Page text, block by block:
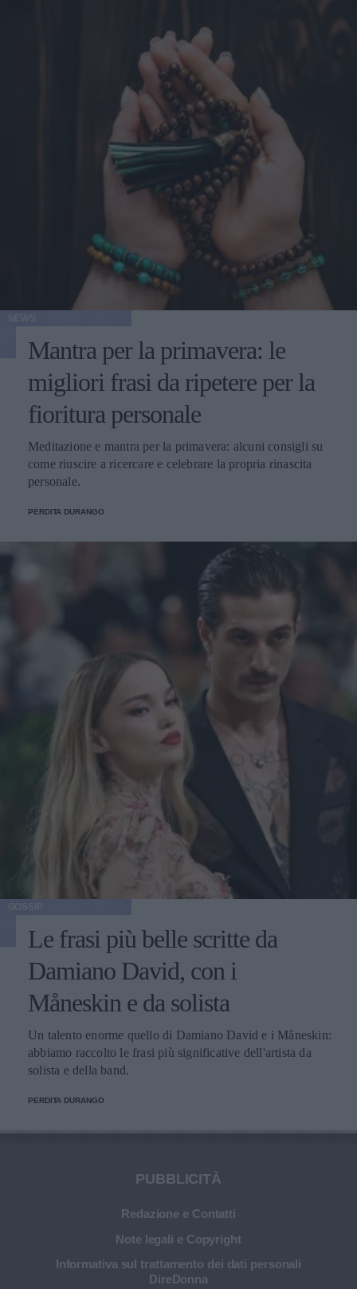
Mantra per la primavera: le
migliori frasi da ripetere per la
fioritura personale
Meditazione e mantra per la primavera: alcuni consigli su
come riuscire a ricercare e celebrare la propria rinascita
personale.
PERDITA DURANGO
Le frasi più belle scritte da
Damiano David, con i
Måneskin e da solista
Un talento enorme quello di Damiano David e i Måneskin:
abbiamo raccolto le frasi più significative dell'artista da
solista e della band.
PERDITA DURANGO
PUBBLICITÀ
Redazione e Contatti
Note legali e Copyright
Informativa sul trattamento dei dati personali
DireDonna